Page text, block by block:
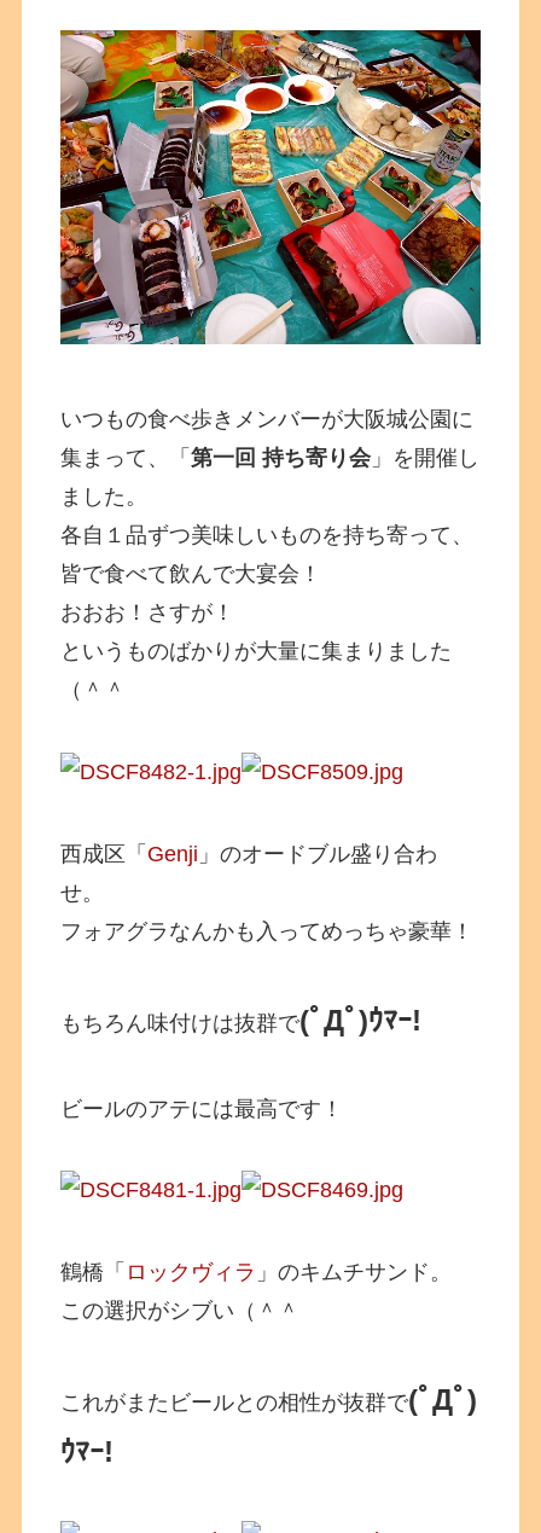
いつもの食べ歩きメンバーが大阪城公園に
集まって、「第一回 持ち寄り会」を開催し
ました。
各自１品ずつ美味しいものを持ち寄って、
皆で食べて飲んで大宴会！
おおお！さすが！
というものばかりが大量に集まりました
（＾＾
西成区「 Genji 」のオードブル盛り合わ
せ。
フォアグラなんかも入ってめっちゃ豪華！
もちろん味付けは抜群で(ﾟДﾟ)ｳﾏｰ!
ビールのアテには最高です！
鶴橋「 ロックヴィラ 」のキムチサンド。
この選択がシブい（＾＾
これがまたビールとの相性が抜群で(ﾟДﾟ)
ｳﾏｰ!